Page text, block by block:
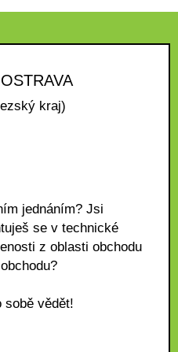
kraj)
jednáním? Jsi
se v technické
z oblasti obchodu
sobě vědět!